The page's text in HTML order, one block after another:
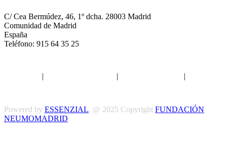
C/ Cea Bermúdez, 46, 1º dcha. 28003 Madrid
Comunidad de Madrid
España
Teléfono: 915 64 35 25
| | |
Powered by ESSENZIAL. @ 2025 Copyright FUNDACIÓN
NEUMOMADRID